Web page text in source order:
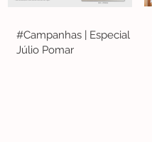
#Campanhas | Especial
Júlio Pomar